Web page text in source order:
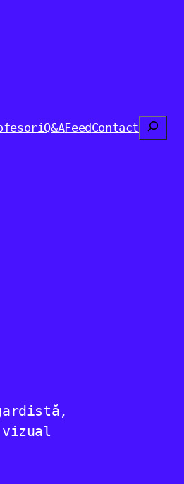
Q&AFeedContact Search